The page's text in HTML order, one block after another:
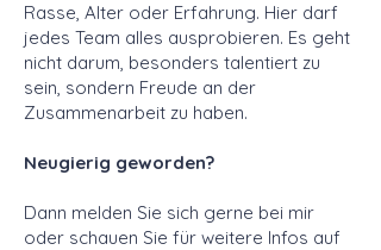
Rasse, Alter oder Erfahrung. Hier darf
jedes Team alles ausprobieren. Es geht
nicht darum, besonders talentiert zu
sein, sondern Freude an der
Zusammenarbeit zu haben.
Neugierig geworden?
Dann melden Sie sich gerne bei mir
oder schauen Sie für weitere Infos auf